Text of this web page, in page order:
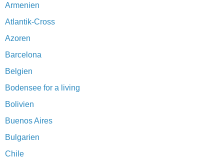
Armenien
Atlantik-Cross
Azoren
Barcelona
Belgien
Bodensee for a living
Bolivien
Buenos Aires
Bulgarien
Chile